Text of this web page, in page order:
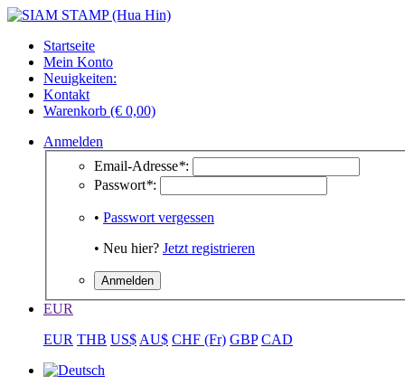
Startseite
Mein Konto
Neuigkeiten:
Kontakt
Warenkorb (€ 0,00)
Anmelden
Email-Adresse*:
Passwort*:
• Passwort vergessen
• Neu hier? Jetzt registrieren
EUR
EUR THB US$ AU$ CHF (Fr) GBP CAD